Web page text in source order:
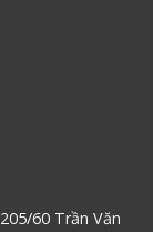
205/60 Trần Văn